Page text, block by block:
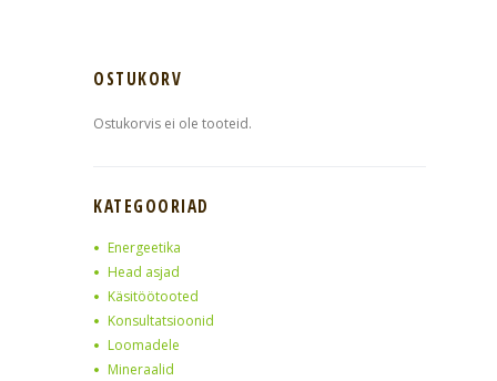
OSTUKORV
Ostukorvis ei ole tooteid.
KATEGOORIAD
Energeetika
Head asjad
Käsitöötooted
Konsultatsioonid
Loomadele
Mineraalid